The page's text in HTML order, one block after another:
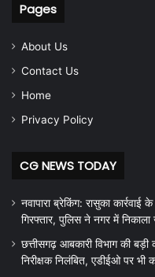
Pages
About Us
Contact Us
Home
Privacy Policy
CG NEWS TODAY
नवापारा ब्रेकिंग: रासुका कार्रवाई
गिरफ्तार, पुलिस ने नगर में
छत्तीसगढ़ आबकारी विभाग की बड़ी
निरीक्षक निलंबित, एडीईओ पर भी